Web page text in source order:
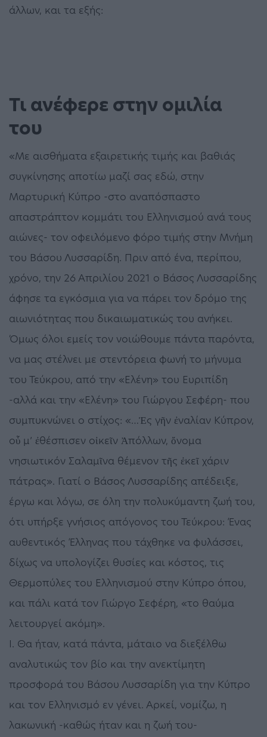
άλλων, και τα εξής:
Τι ανέφερε στην ομιλία
του
«Με αισθήματα εξαιρετικής τιμής και βαθιάς
συγκίνησης αποτίω μαζί σας εδώ, στην
Μαρτυρική Κύπρο -στο αναπόσπαστο
απαστράπτον κομμάτι του Ελληνισμού ανά τους
αιώνες- τον οφειλόμενο φόρο τιμής στην Μνήμη
του Βάσου Λυσσαρίδη. Πριν από ένα, περίπου,
χρόνο, την 26 Απριλίου 2021 ο Βάσος Λυσσαρίδης
άφησε τα εγκόσμια για να πάρει τον δρόμο της
αιωνιότητας που δικαιωματικώς του ανήκει.
Όμως όλοι εμείς τον νοιώθουμε πάντα παρόντα,
να μας στέλνει με στεντόρεια φωνή το μήνυμα
του Τεύκρου, από την «Ελένη» του Ευριπίδη
-αλλά και την «Ελένη» του Γιώργου Σεφέρη- που
συμπυκνώνει ο στίχος: «…Ἐς γῆν ἐναλίαν Κύπρον,
οὗ μ’ ἐθέσπισεν οἰκεῖν Ἀπόλλων, ὄνομα
νησιωτικόν Σαλαμῖνα θέμενον τῆς ἐκεῖ χάριν
πάτρας». Γιατί ο Βάσος Λυσσαρίδης απέδειξε,
έργω και λόγω, σε όλη την πολυκύμαντη ζωή του,
ότι υπήρξε γνήσιος απόγονος του Τεύκρου: Ένας
αυθεντικός Έλληνας που τάχθηκε να φυλάσσει,
δίχως να υπολογίζει θυσίες και κόστος, τις
Θερμοπύλες του Ελληνισμού στην Κύπρο όπου,
και πάλι κατά τον Γιώργο Σεφέρη, «το θαύμα
λειτουργεί ακόμη».
Ι. Θα ήταν, κατά πάντα, μάταιο να διεξέλθω
αναλυτικώς τον βίο και την ανεκτίμητη
προσφορά του Βάσου Λυσσαρίδη για την Κύπρο
και τον Ελληνισμό εν γένει. Αρκεί, νομίζω, η
λακωνική -καθώς ήταν και η ζωή του-